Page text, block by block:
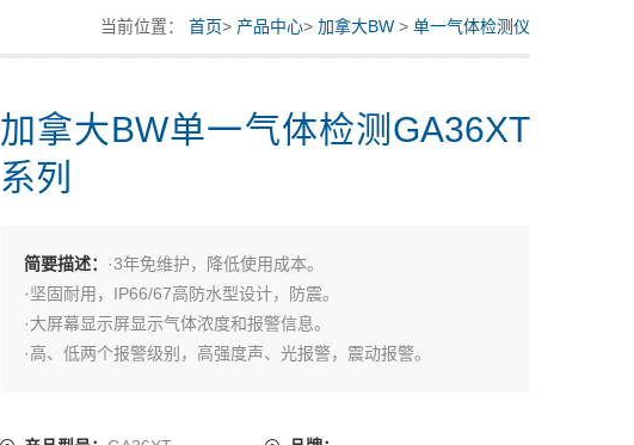
当前位置： 首页> 产品中心> 加拿大BW > 单一气体检测仪
加拿大BW单一气体检测GA36XT
系列
简要描述： ·3年免维护，降低使用成本。
·坚固耐用，IP66/67高防水型设计，防震。
·大屏幕显示屏显示气体浓度和报警信息。
·高、低两个报警级别，高强度声、光报警，震动报警。